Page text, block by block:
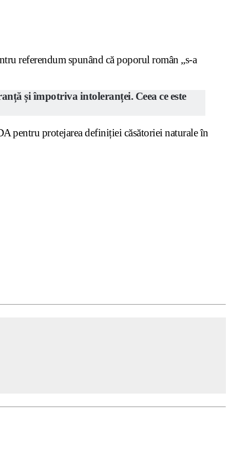
referendum spunând că poporul român „s-a
și împotriva intoleranței. Ceea ce este
pentru protejarea definiției căsătoriei naturale în